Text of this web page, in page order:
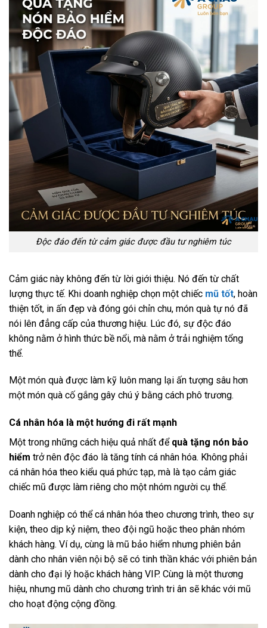
Độc đáo đến từ cảm giác được đầu tư nghiêm túc
Cảm giác này không đến từ lời giới thiệu. Nó đến từ chất
lượng thực tế. Khi doanh nghiệp chọn một chiếc mũ tốt, hoàn
thiện tốt, in ấn đẹp và đóng gói chỉn chu, món quà tự nó đã
nói lên đẳng cấp của thương hiệu. Lúc đó, sự độc đáo
không nằm ở hình thức bề nổi, mà nằm ở trải nghiệm tổng
thể.
Một món quà được làm kỹ luôn mang lại ấn tượng sâu hơn
một món quà cố gắng gây chú ý bằng cách phô trương.
Cá nhân hóa là một hướng đi rất mạnh
Một trong những cách hiệu quả nhất để quà tặng nón bảo
hiểm trở nên độc đáo là tăng tính cá nhân hóa. Không phải
cá nhân hóa theo kiểu quá phức tạp, mà là tạo cảm giác
chiếc mũ được làm riêng cho một nhóm người cụ thể.
Doanh nghiệp có thể cá nhân hóa theo chương trình, theo sự
kiện, theo dịp kỷ niệm, theo đội ngũ hoặc theo phân nhóm
khách hàng. Ví dụ, cùng là mũ bảo hiểm nhưng phiên bản
dành cho nhân viên nội bộ sẽ có tinh thần khác với phiên bản
dành cho đại lý hoặc khách hàng VIP. Cùng là một thương
hiệu, nhưng mũ dành cho chương trình tri ân sẽ khác với mũ
cho hoạt động cộng đồng.